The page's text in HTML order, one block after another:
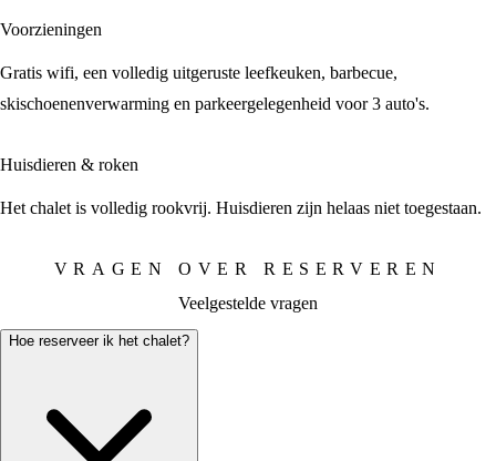
Voorzieningen
Gratis wifi, een volledig uitgeruste leefkeuken, barbecue,
skischoenenverwarming en parkeergelegenheid voor 3 auto's.
Huisdieren & roken
Het chalet is volledig rookvrij. Huisdieren zijn helaas niet toegestaan.
VRAGEN OVER RESERVEREN
Veelgestelde vragen
Hoe reserveer ik het chalet?